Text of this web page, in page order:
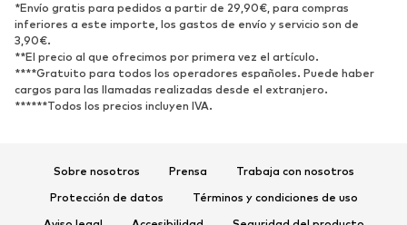
Zapatos bajos
Zapatos deportivos
Zapatos abiertos
DEPORTE
Ropa deportiva
Disciplinas deportivas
Complementos deportivos
COMPLEMENTOS
*Envío gratis para pedidos a partir de 29,90€, para compras
inferiores a este importe, los gastos de envío y servicio son de
3,90€.
**El precio al que ofrecimos por primera vez el artículo.
****Gratuito para todos los operadores españoles. Puede haber
cargos para las llamadas realizadas desde el extranjero.
******Todos los precios incluyen IVA.
Sobre nosotros Prensa
Trabaja con nosotros
Protección de datos
Términos y condiciones de uso